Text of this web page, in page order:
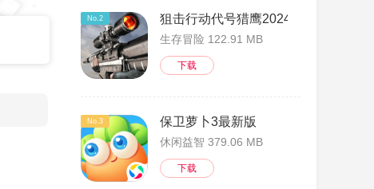
No.2 狙击行动代号猎鹰2024版
生存冒险 122.91 MB
下载
No.3 保卫萝卜3最新版
休闲益智 379.06 MB
下载